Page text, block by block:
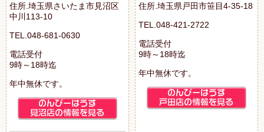
住所.埼玉県さいたま市見沼区
中川113-10
TEL.048-681-0630
電話受付
9時～18時迄
年中無休です。
住所.埼玉県戸田市笹目4-35-18
TEL.048-421-2722
電話受付
9時～18時迄
年中無休です。